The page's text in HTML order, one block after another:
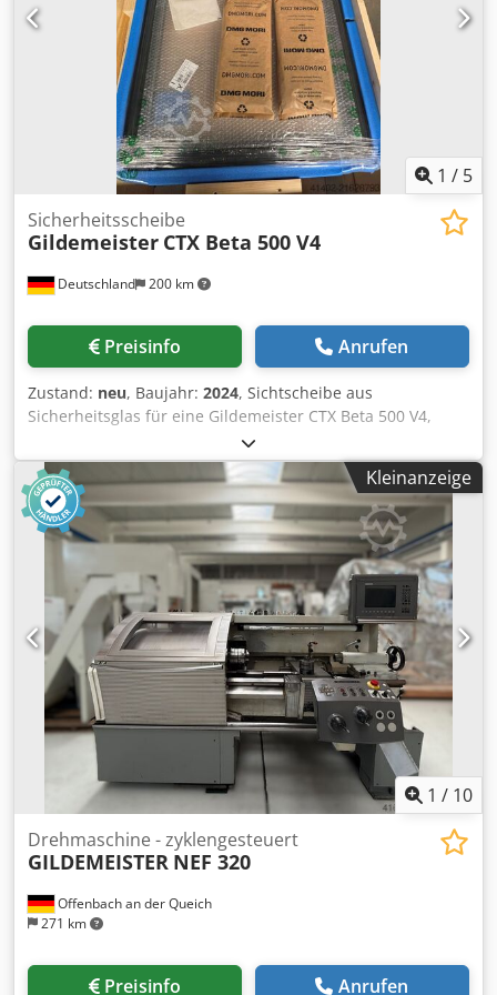
Funktion Werkzeugvermessung im Arbeitsraum
Elektronisches Handrad Späneförderer 3 Backenfutter
Hydraulisch Schunk ROTA THW plus 0 210 mm Fußschalter
für Backenfutterverstellung Teilefänger Glasmassstab in
der X Achse Kühlmitteleinrichtung mit Hochdruckpumpe
12 bar Kühlmittelspritzpistole Dwjdpozd Dlpofx Aqrja
Betriebsanleitungen
1 / 5
Deutschland 200 km
Sicherheitsscheibe
Gildemeister CTX Beta 500 V4
Preisinfo Anrufen
Zustand: neu, Baujahr: 2024, Sichtscheibe aus
Sicherheitsglas für eine Gildemeister CTX Beta 500 V4,
Djdpfx Aoyx U Sleqrewa Artikel in original Verpackung
unbenutzt und Neu
Kleinanzeige
1 / 10
Offenbach an der Queich
271 km
Drehmaschine - zyklengesteuert
GILDEMEISTER NEF 320
Preisinfo Anrufen